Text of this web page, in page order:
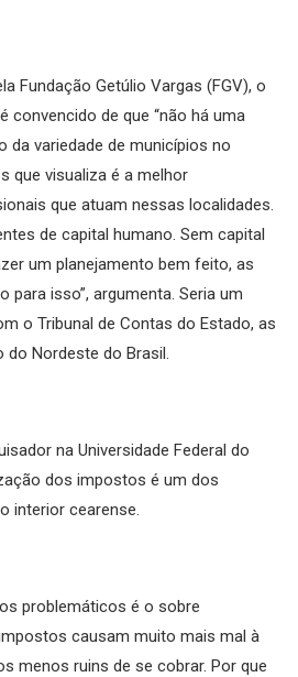
Fundação Getúlio Vargas (FGV), o
convencido de que “não há uma
da variedade de municípios no
que visualiza é a melhor
que atuam nessas localidades.
de capital humano. Sem capital
um planejamento bem feito, as
para isso”, argumenta. Seria um
o Tribunal de Contas do Estado, as
do Nordeste do Brasil.
na Universidade Federal do
dos impostos é um dos
interior cearense.
problemáticos é o sobre
causam muito mais mal à
menos ruins de se cobrar. Por que